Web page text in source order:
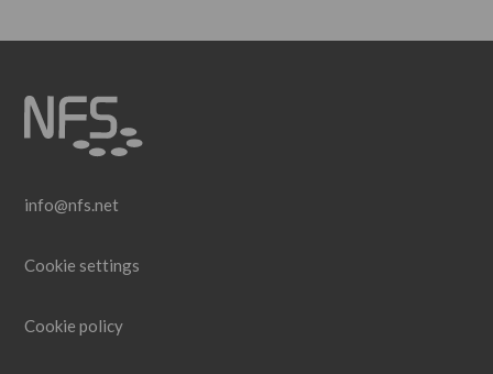
info@nfs.net
Cookie settings
Cookie policy